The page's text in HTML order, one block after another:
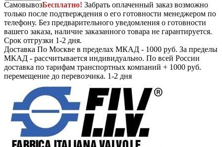
СамовывозБесплатно! Забрать оплаченный заказ возможно
только после подтверждения о его готовности менеджером по
телефону. Без предварительного уведомления о готовности
вашего заказа, наличие заказанного товара не гарантируется.
Срок отгрузки 1-2 дня.
Доставка По Москве в пределах МКАД - 1000 руб. За пределы
МКАД - рассчитывается индивидуально. По всей России
доставка по тарифам транспортных компаний + 1000 руб.
перемещение до перевозчика. 1-2 дня